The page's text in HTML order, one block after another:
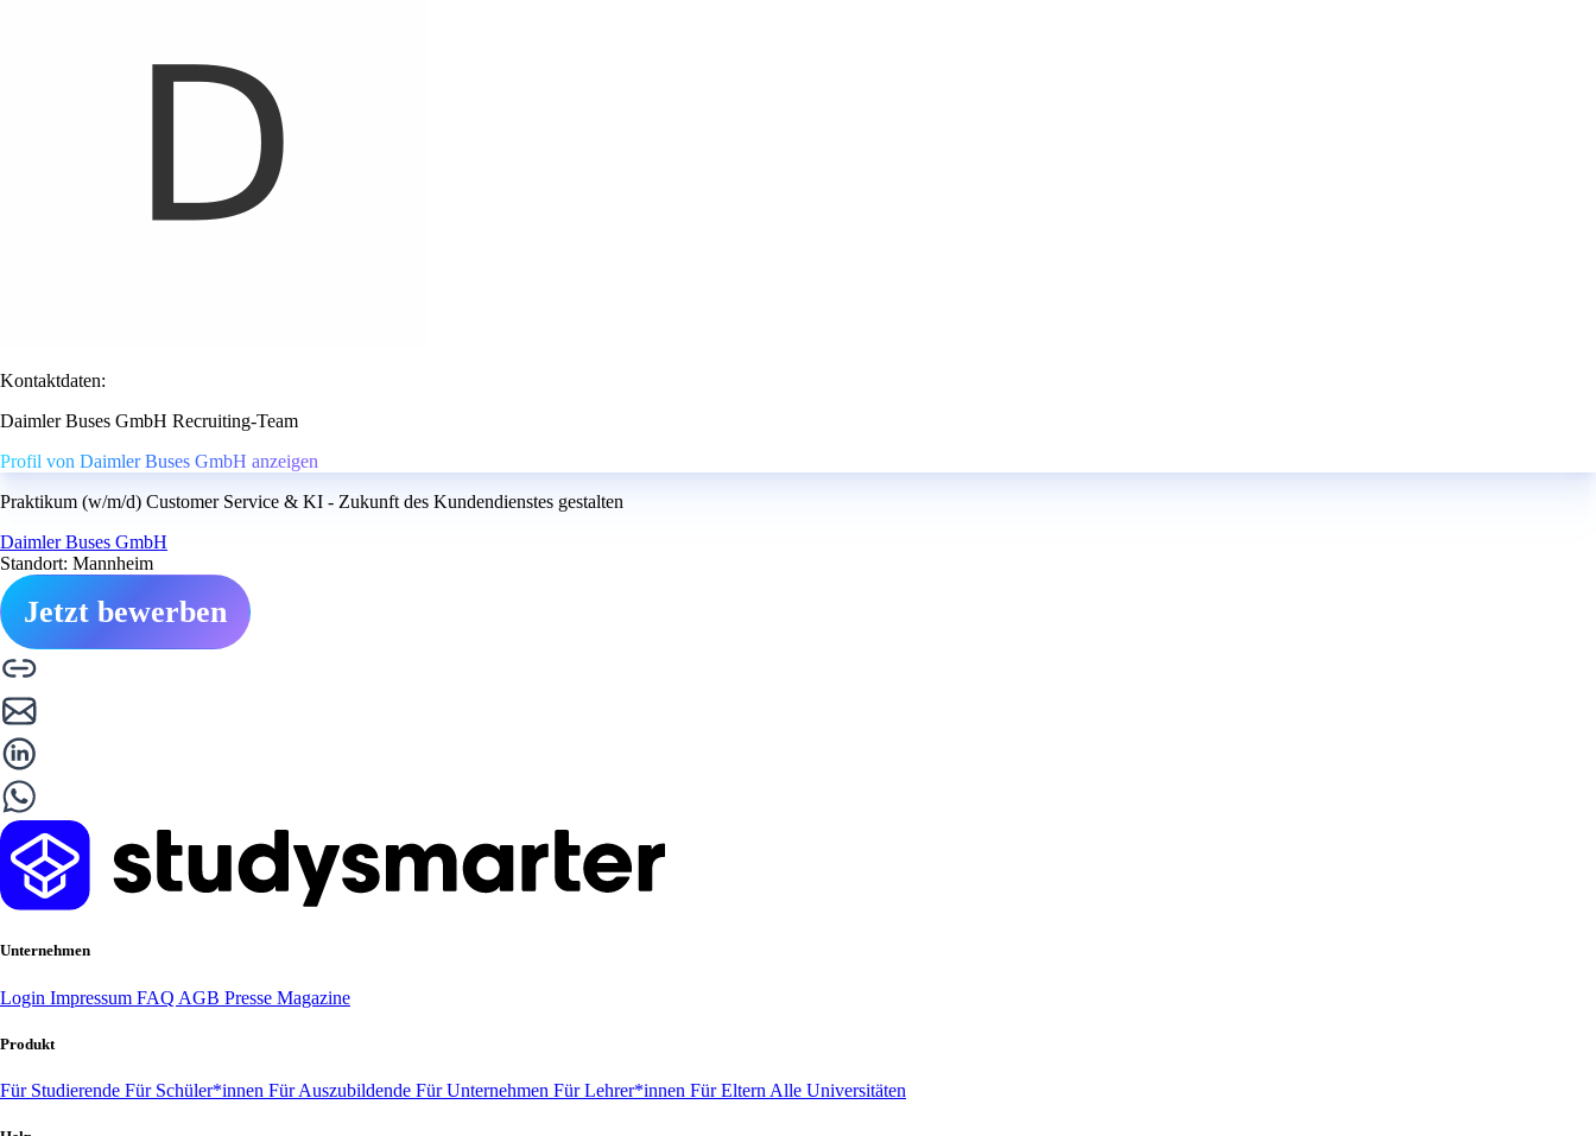
Kontaktdaten:
Daimler Buses GmbH Recruiting-Team
Profil von Daimler Buses GmbH anzeigen
Praktikum (w/m/d) Customer Service & KI - Zukunft des Kundendienstes gestalten
Daimler Buses GmbH
Standort: Mannheim
Jetzt bewerben
Unternehmen
Login Impressum FAQ AGB Presse Magazine
Produkt
Für Studierende Für Schüler*innen Für Auszubildende Für Unternehmen Für Lehrer*innen Für Eltern Alle Universitäten